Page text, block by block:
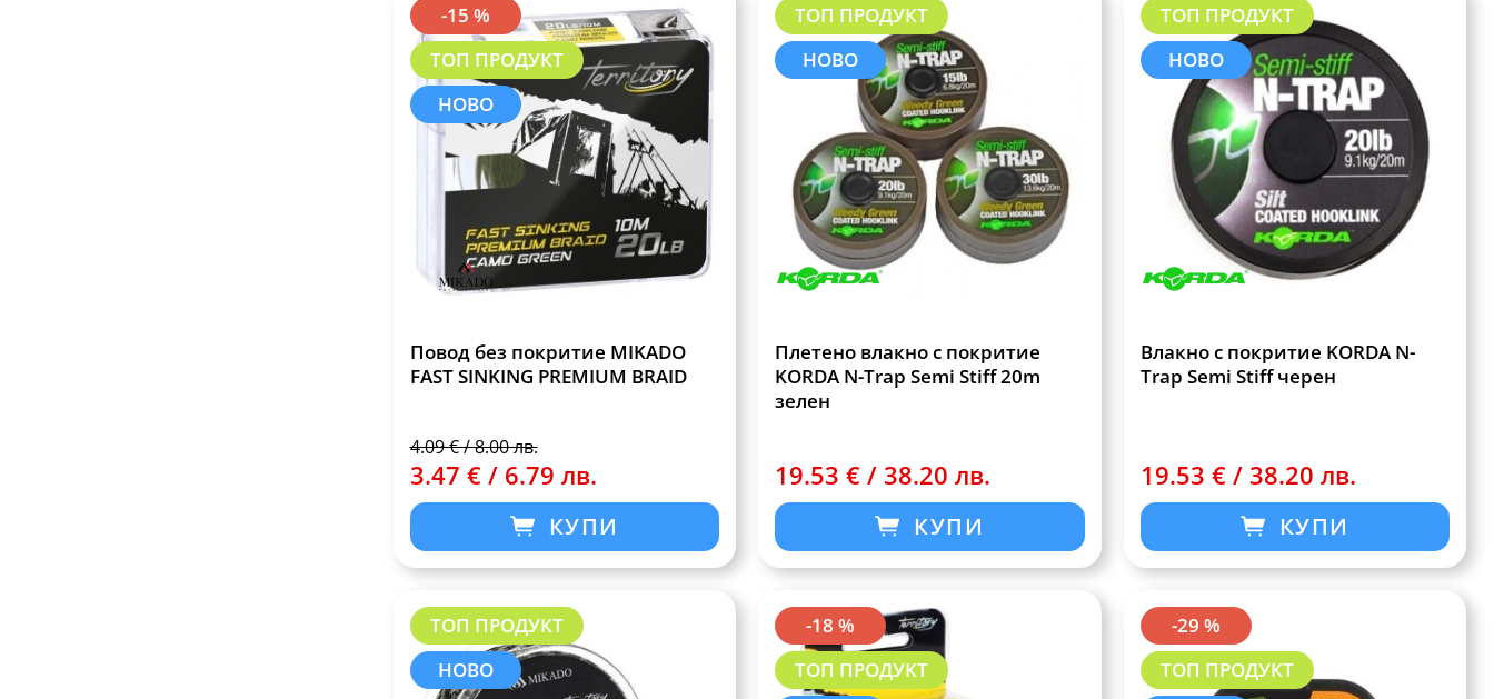
-15 %
ТОП ПРОДУКТ
НОВО
Повод без покритие MIKADO
FAST SINKING PREMIUM BRAID
4.09 € / 8.00 лв.
3.47 € / 6.79 лв.
КУПИ
ТОП ПРОДУКТ
НОВО
Плетено влакно с покритие
KORDA N-Trap Semi Stiff 20m
зелен
19.53 € / 38.20 лв.
КУПИ
ТОП ПРОДУКТ
НОВО
Влакно с покритие KORDA N-
Trap Semi Stiff черен
19.53 € / 38.20 лв.
КУПИ
ТОП ПРОДУКТ
НОВО
-18 %
ТОП ПРОДУКТ
-29 %
ТОП ПРОДУКТ